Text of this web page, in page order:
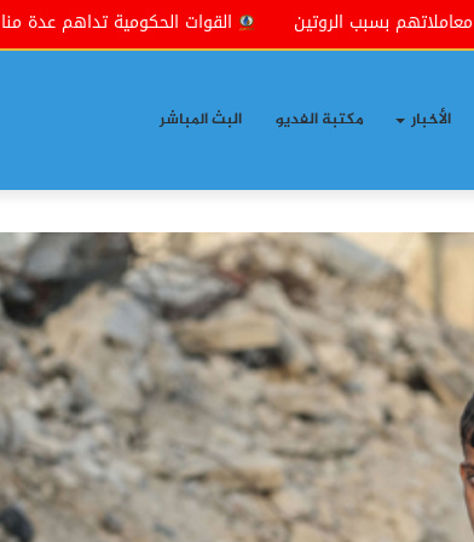
القوات الحكومية تداهم عدة مناطق شمال شرقي بعقوبة
الأخبار مكتبة الفديو البث المباشر